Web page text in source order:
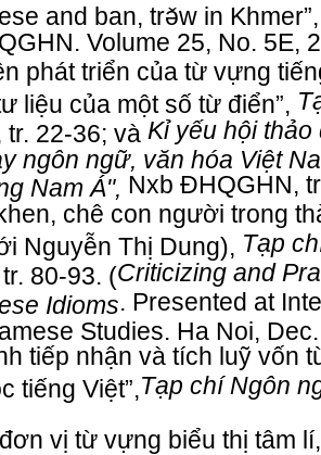
and ban, trǝ̌w in Khmer”,
Volume 25, No. 5E,
phát triển của từ vựng
liệu của một số từ điển”,
tr. 22-36; và Kỉ yếu hội
ngôn ngữ, văn hóa Việt
Nam Á", Nxb ĐHQGHN,
chê con người trong
Nguyễn Thị Dung), Tạp
80-93. (Criticizing and
Idioms. Presented at
Studies. Ha Noi,
tiếp nhận và tích luỹ vốn
tiếng Việt”, Tạp chí Ngôn
vị từ vựng biểu thị tâm